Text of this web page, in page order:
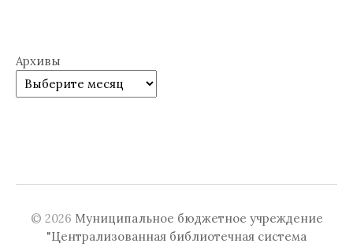
Архивы
© 2026 Муниципальное бюджетное учреждение
"Централизованная библиотечная система